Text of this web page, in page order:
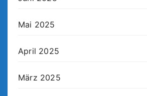
Mai 2025
April 2025
März 2025